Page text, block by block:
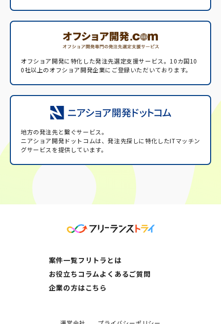
オフショア開発に特化した発注先選定支援サービス。 10カ国10
0社以上のオフショア開発企業にご登録いただいております。
地方の発注先と繋ぐサービス。
ニアショア開発ドットコムは、発注先探しに特化したITマッチン
グサービスを提供しています。
案件一覧フリトラとは
お役立ちコラムよくあるご質問
企業の方はこちら